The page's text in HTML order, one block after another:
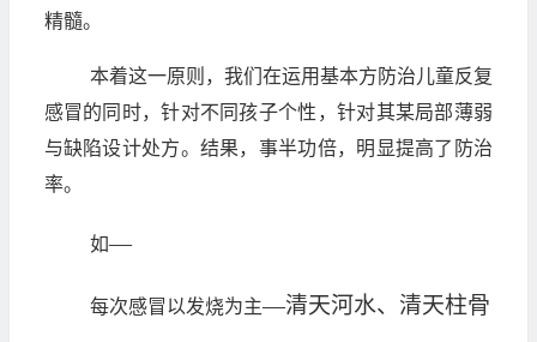
精髓。
本着这一原则，我们在运用基本方防治儿童反复
感冒的同时，针对不同孩子个性，针对其某局部薄弱
与缺陷设计处方。结果，事半功倍，明显提高了防治
率。
如—
每次感冒以发烧为主—清天河水、清天柱骨